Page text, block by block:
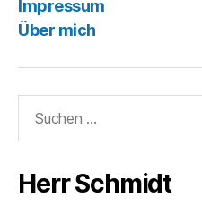
Impressum
Über mich
nach:
Herr Schmidt